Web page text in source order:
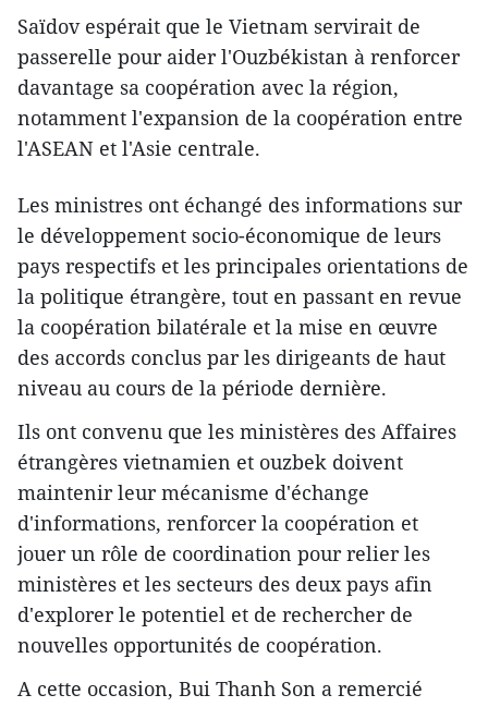
Saïdov espérait que le Vietnam servirait de
passerelle pour aider l'Ouzbékistan à renforcer
davantage sa coopération avec la région,
notamment l'expansion de la coopération entre
l'ASEAN et l'Asie centrale.
Les ministres ont échangé des informations sur
le développement socio-économique de leurs
pays respectifs et les principales orientations de
la politique étrangère, tout en passant en revue
la coopération bilatérale et la mise en œuvre
des accords conclus par les dirigeants de haut
niveau au cours de la période dernière.
Ils ont convenu que les ministères des Affaires
étrangères vietnamien et ouzbek doivent
maintenir leur mécanisme d'échange
d'informations, renforcer la coopération et
jouer un rôle de coordination pour relier les
ministères et les secteurs des deux pays afin
d'explorer le potentiel et de rechercher de
nouvelles opportunités de coopération.
A cette occasion, Bui Thanh Son a remercié